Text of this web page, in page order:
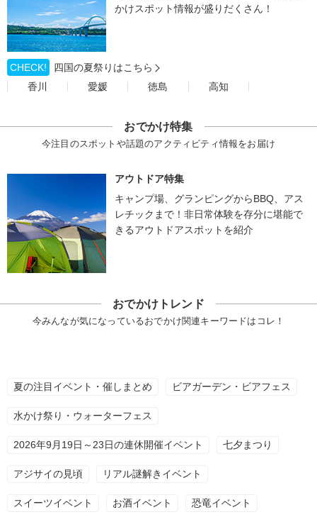
かけスポット情報が盛りだくさん！
CHECK!
四国の夏祭りはこちら
香川
愛媛 徳島 高知
おでかけ特集
今注目のスポットや話題のアクティビティ情報をお届け
アウトドア特集
キャンプ場、グランピングからBBQ、アス
レチックまで！非日常体験を存分に堪能で
きるアウトドアスポットを紹介
おでかけトレンド
今みんなが気になっているおでかけ関連キーワードはコレ！
夏の注目イベント・催しまとめ ビアガーデン・ビアフェス
水かけ祭り・ウォーターフェス
2026年9月19日～23日の連休開催イベント 七夕まつり
アジサイの見頃 リアル謎解きイベント
スイーツイベント お酒イベント 恐竜イベント